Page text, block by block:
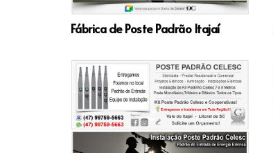
Fábrica de Poste Padrão Itajaí